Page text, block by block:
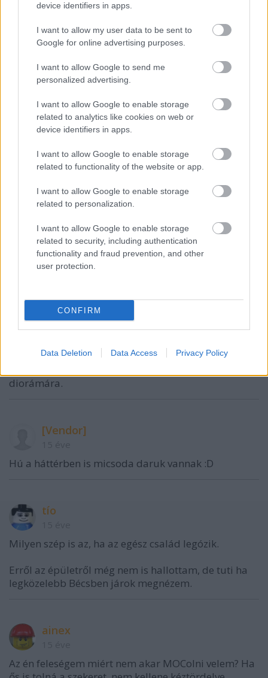
device identifiers in apps.
I want to allow my user data to be sent to
Google for online advertising purposes.
I want to allow Google to send me
personalized advertising.
I want to allow Google to enable storage
related to analytics like cookies on web or
device identifiers in apps.
I want to allow Google to enable storage
related to functionality of the website or app.
I want to allow Google to enable storage
related to personalization.
I want to allow Google to enable storage
related to security, including authentication
functionality and fraud prevention, and other
user protection.
CONFIRM
Data Deletion Data Access Privacy Policy
VAGY
rrroka
osztrák legósok, szevasztok! :)
rixman
15 éve
hogy nem lehetne e hozzánk is elhozni egy
találkozóra?
Tutukának egyébként igaza van, nálunk is kellene a
diorámákat készíteni.
diorámára.
[Vendor]
Hú a háttérben is micsoda daruk vannak :D
tío
Milyen szép is az, ha az egész család legózik.
Erről az épületről még nem is hallottam, de tuti ha
legközelebb Bécsben járok megnézem.
ainex
Az én feleségem miért nem akar MOColni velem? Ha